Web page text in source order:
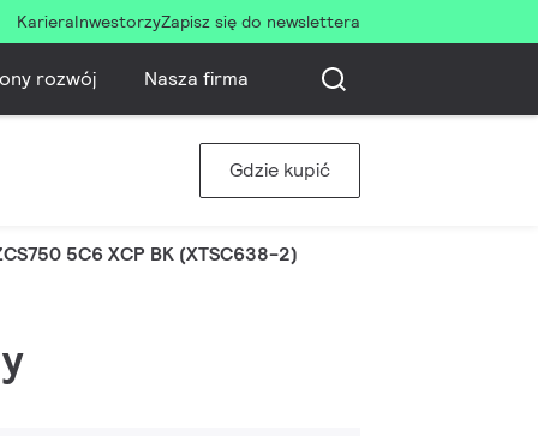
KarieraInwestorzyZapisz się do newslettera
rozwój Nasza firma
Gdzie kupić
5C6 XCP BK (XTSC638-2)